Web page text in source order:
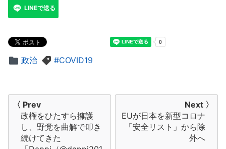
LINEで送る
政治 COVID19
〈 Prev
政権をひたすら擁護
し、野党を曲解で叩き
続けてきた
Next 〉
EUが日本を新型コロナ
「安全リスト」から除
外へ